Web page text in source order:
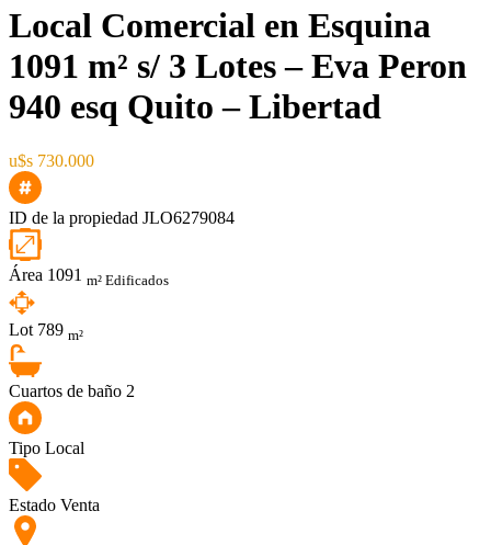
Local Comercial en Esquina
1091 m² s/ 3 Lotes – Eva Peron
940 esq Quito – Libertad
u$s 730.000
ID de la propiedad JLO6279084
Área 1091 m² Edificados
Lot 789 m²
Cuartos de baño 2
Tipo Local
Estado Venta